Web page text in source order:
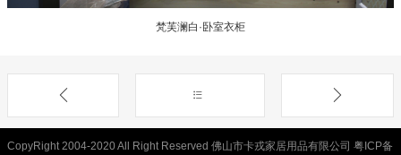
梵芙澜白·卧室衣柜
CopyRight 2004-2020 All Right Reserved 佛山市卡戎家居用品有限公司 粤ICP备